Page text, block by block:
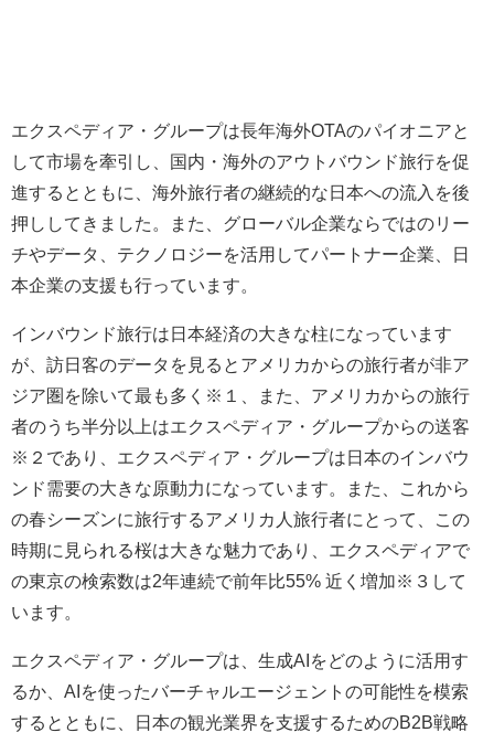
エクスペディア・グループは長年海外OTAのパイオニアと
して市場を牽引し、国内・海外のアウトバウンド旅行を促
進するとともに、海外旅行者の継続的な日本への流入を後
押ししてきました。また、グローバル企業ならではのリー
チやデータ、テクノロジーを活用してパートナー企業、日
本企業の支援も行っています。
インバウンド旅行は日本経済の大きな柱になっています
が、訪日客のデータを見るとアメリカからの旅行者が非ア
ジア圏を除いて最も多く※１、また、アメリカからの旅行
者のうち半分以上はエクスペディア・グループからの送客
※２であり、エクスペディア・グループは日本のインバウ
ンド需要の大きな原動力になっています。また、これから
の春シーズンに旅行するアメリカ人旅行者にとって、この
時期に見られる桜は大きな魅力であり、エクスペディアで
の東京の検索数は2年連続で前年比55% 近く増加※３して
います。
エクスペディア・グループは、生成AIをどのように活用す
るか、AIを使ったバーチャルエージェントの可能性を模索
するとともに、日本の観光業界を支援するためのB2B戦略